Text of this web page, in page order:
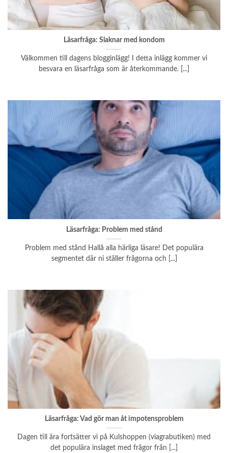
Läsarfråga: Slaknar med kondom
Välkommen till dagens blogginlägg! I detta inlägg kommer vi
besvara en läsarfråga som är återkommande. [...]
Läsarfråga: Problem med stånd
Problem med stånd Hallå alla härliga läsare! Det populära
segmentet där ni ställer frågorna och [...]
Läsarfråga: Vad gör man åt impotensproblem
Dagen till ära fortsätter vi på Kulshoppen (viagrabutiken) med
det populära inslaget med frågor från [...]